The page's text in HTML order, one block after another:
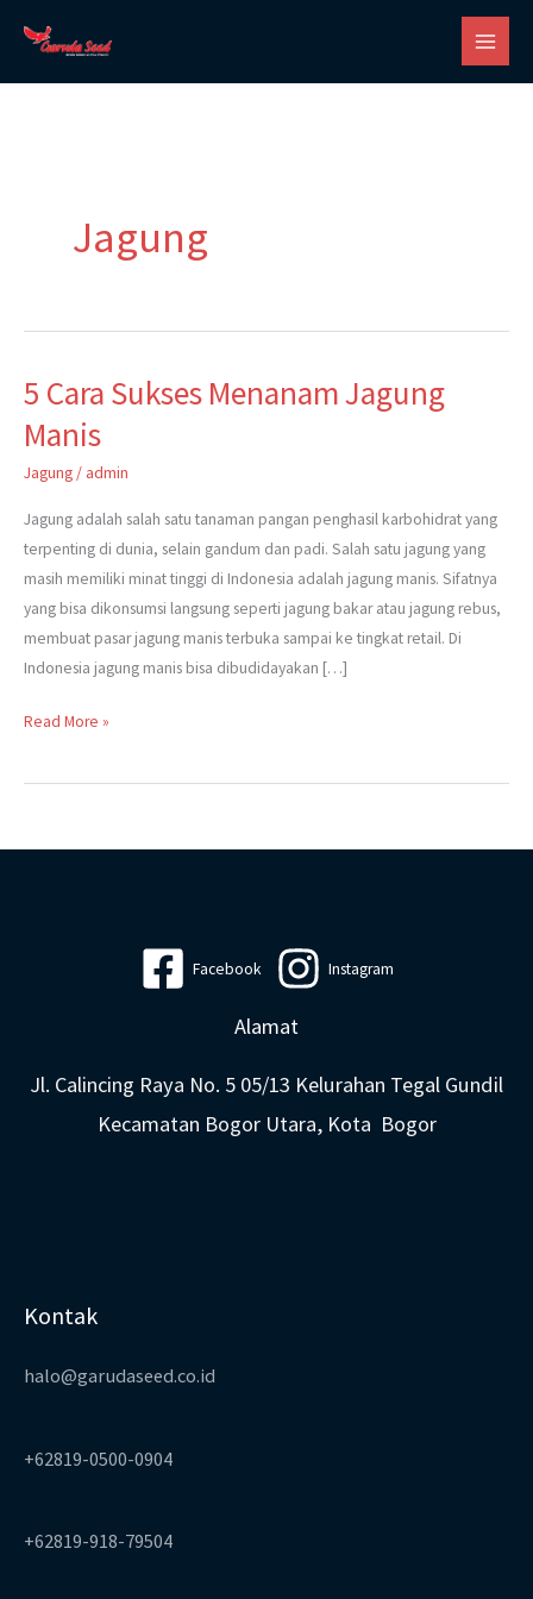
Jagung
5 Cara Sukses Menanam Jagung
Manis
Jagung/ admin
Jagung adalah salah satu tanaman pangan penghasil karbohidrat yang
terpenting di dunia, selain gandum dan padi. Salah satu jagung yang
masih memiliki minat tinggi di Indonesia adalah jagung manis. Sifatnya
yang bisa dikonsumsi langsung seperti jagung bakar atau jagung rebus,
membuat pasar jagung manis terbuka sampai ke tingkat retail. Di
Indonesia jagung manis bisa dibudidayakan […]
5
Sukses
Menanam
Manis
Read More »
Facebook Instagram
Alamat
Jl. Calincing Raya No. 5 05/13 Kelurahan Tegal Gundil
Kecamatan Bogor Utara, Kota Bogor
Kontak
halo@garudaseed.co.id
+62819-0500-0904
+62819-918-79504